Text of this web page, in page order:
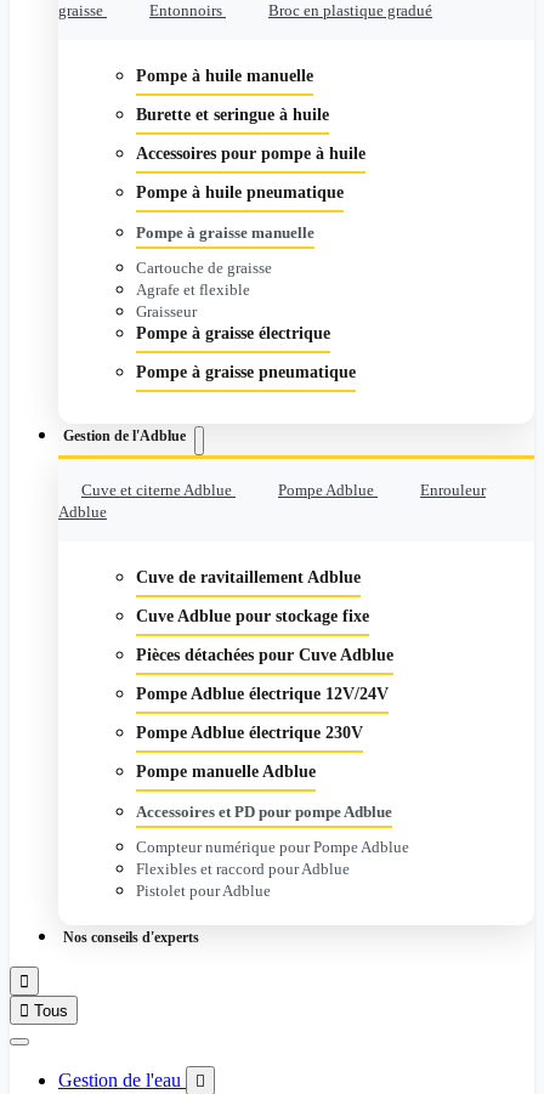
graisse
Entonnoirs Broc en plastique gradué
Pompe à huile manuelle
Burette et seringue à huile
Accessoires pour pompe à huile
Pompe à huile pneumatique
Pompe à graisse manuelle
Cartouche de graisse
Agrafe et flexible
Graisseur
Pompe à graisse électrique
Pompe à graisse pneumatique
Gestion de l'Adblue
Cuve et citerne Adblue Pompe Adblue
Enrouleur
Adblue
Cuve de ravitaillement Adblue
Cuve Adblue pour stockage fixe
Pièces détachées pour Cuve Adblue
Pompe Adblue électrique 12V/24V
Pompe Adblue électrique 230V
Pompe manuelle Adblue
Accessoires et PD pour pompe Adblue
Compteur numérique pour Pompe Adblue
Flexibles et raccord pour Adblue
Pistolet pour Adblue
Nos conseils d'experts

 Tous
Gestion de l'eau 